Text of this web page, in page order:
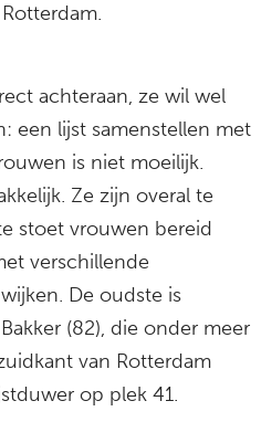
achteraan, ze wil wel
een lijst samenstellen met
is niet moeilijk.
Ze zijn overal te
stoet vrouwen bereid
verschillende
De oudste is
(82), die onder meer
van Rotterdam
op plek 41.